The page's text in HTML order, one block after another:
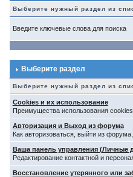
Выберите нужный раздел из
Введите ключевые слова для поиска
Выберите раздел
Выберите нужный раздел из
Cookies и их использование
Преимущества использования
Авторизация и Выход из форума
Как авторизоваться, выйти из
Ваша панель управления (Личные
Редактирование контактной и
Восстановление утерянного или